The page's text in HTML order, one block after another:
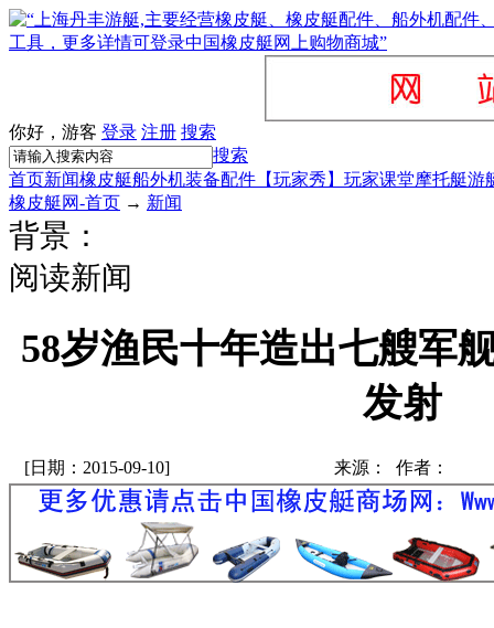
你好，游客 登录 注册 搜索
搜索
首页新闻橡皮艇船外机装备配件 【玩家秀】 玩家课堂摩托艇游
橡皮艇网-首页 → 新闻
背景：
阅读新闻
58岁渔民十年造出七艘军
发射
[日期：2015-09-10] 来源： 作者：